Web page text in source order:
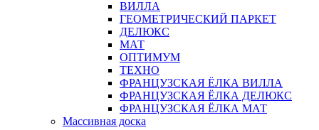
ВИЛЛА
ГЕОМЕТРИЧЕСКИЙ ПАРКЕТ
ДЕЛЮКС
МАТ
ОПТИМУМ
ТЕХНО
ФРАНЦУЗСКАЯ ЁЛКА ВИЛЛА
ФРАНЦУЗСКАЯ ЁЛКА ДЕЛЮКС
ФРАНЦУЗСКАЯ ЁЛКА МАТ
Массивная доска